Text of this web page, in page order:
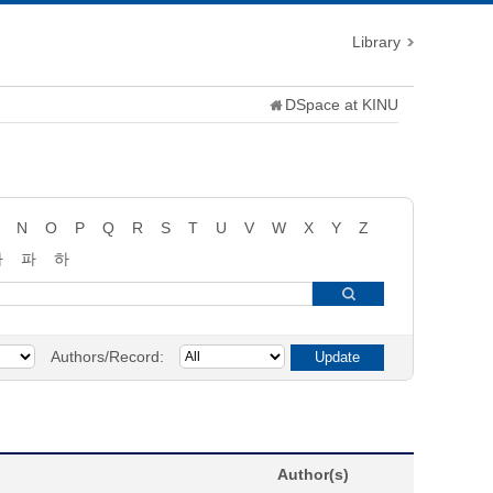
Library
DSpace at KINU
N O P Q R S T U V W X Y
Z
파
하
Authors/Record:
Author(s)